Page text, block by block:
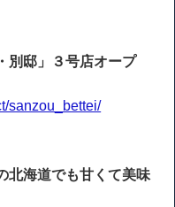
別邸」３号店オープ
sanzou_bettei/
北海道でも甘くて美味